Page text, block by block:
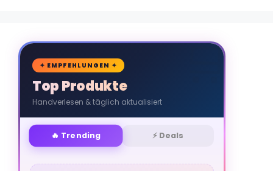
🛒
✦ EMPFEHLUNGEN ✦
Top Produkte
Handverlesen & täglich aktualisiert
🔥 Trending ⚡ Deals